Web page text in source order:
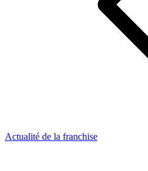
Actualité de la franchise